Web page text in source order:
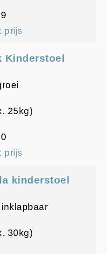
prijs
Kinderstoel
25kg)
prijs
kinderstoel
30kg)